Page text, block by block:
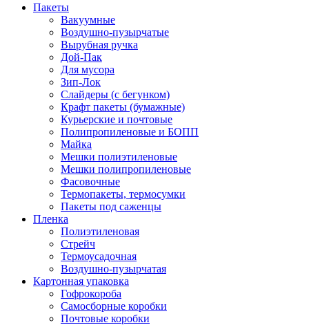
Пакеты
Вакуумные
Воздушно-пузырчатые
Вырубная ручка
Дой-Пак
Для мусора
Зип-Лок
Слайдеры (с бегунком)
Крафт пакеты (бумажные)
Курьерские и почтовые
Полипропиленовые и БОПП
Майка
Мешки полиэтиленовые
Мешки полипропиленовые
Фасовочные
Термопакеты, термосумки
Пакеты под саженцы
Пленка
Полиэтиленовая
Стрейч
Термоусадочная
Воздушно-пузырчатая
Картонная упаковка
Гофрокороба
Самосборные коробки
Почтовые коробки